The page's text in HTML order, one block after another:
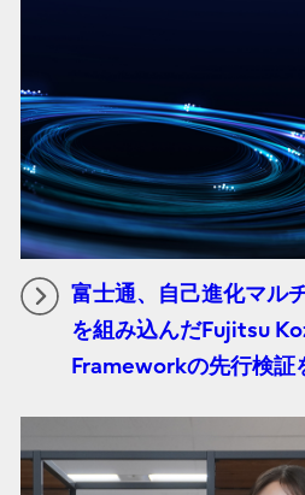
富士通、自己進化マル
を組み込んだFujitsu
Frameworkの先行検証